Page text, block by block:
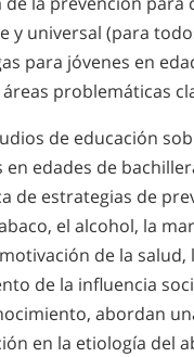
y universal (para
para jóvenes en
problemáticas
de educación
edades de
de estrategias de
el alcohol, la
de la salud,
de la influencia
abordan
en la etiología del